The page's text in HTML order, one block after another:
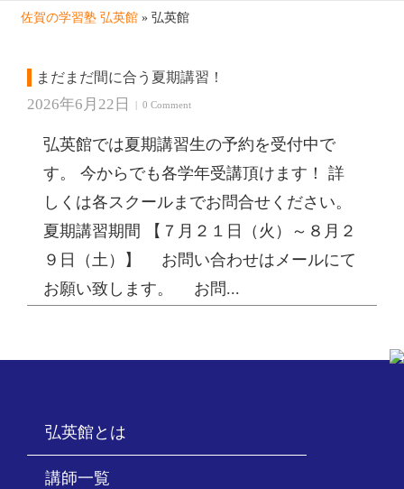
佐賀の学習塾 弘英館 » 弘英館
まだまだ間に合う夏期講習！
2026年6月22日
| 0 Comment
弘英館では夏期講習生の予約を受付中で
す。 今からでも各学年受講頂けます！ 詳
しくは各スクールまでお問合せください。
夏期講習期間 【７月２１日（火）～８月２
９日（土）】 お問い合わせはメールにて
お願い致します。 お問...
弘英館とは
講師一覧